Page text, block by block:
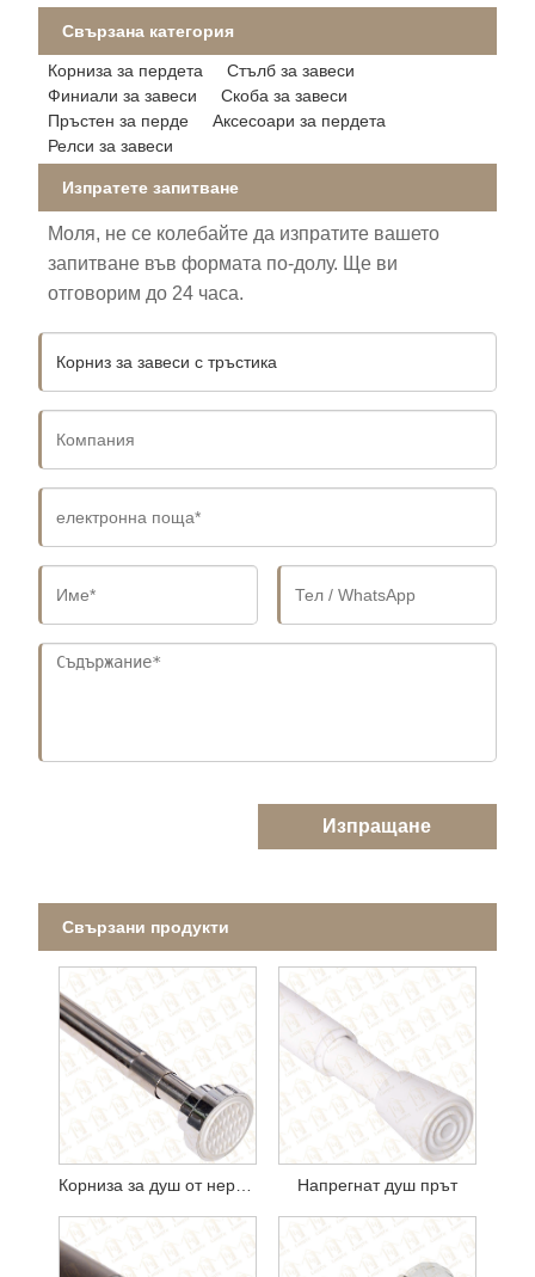
Свързана категория
Корниза за пердета
Стълб за завеси
Финиали за завеси
Скоба за завеси
Пръстен за перде
Аксесоари за пердета
Релси за завеси
Изпратете запитване
Моля, не се колебайте да изпратите вашето
запитване във формата по-долу. Ще ви
отговорим до 24 часа.
Изпращане
Свързани продукти
Напрегнат душ прът